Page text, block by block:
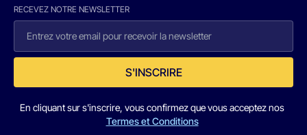
RECEVEZ NOTRE NEWSLETTER
S'INSCRIRE
En cliquant sur s'inscrire, vous confirmez que vous acceptez nos
Termes et Conditions